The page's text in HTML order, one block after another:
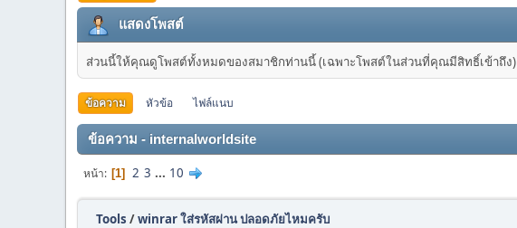
แสดงโพสต์
ส่วนนี้ให้คุณดูโพสต์ทั้งหมดของสมาชิกท่านนี้ (เฉพาะโพสต์ในส่วนที่คุณมีสิทธิ์เข้าถึง)
ข้อความ หัวข้อ ไฟล์แนบ
ข้อความ - internalworldsite
หน้า 1 2 3 ... 10
Tools /winrar ใส่รหัสผ่าน ปลอดภัยไหมครับ